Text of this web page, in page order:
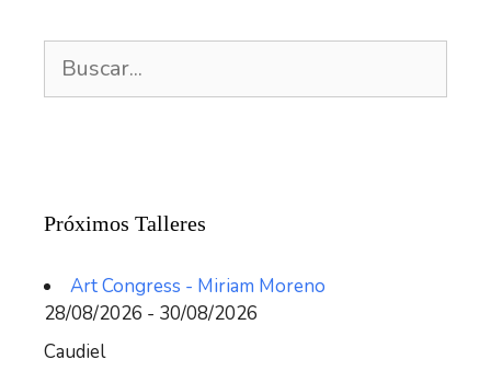
Próximos Talleres
Art Congress - Miriam Moreno
28/08/2026 - 30/08/2026
Caudiel